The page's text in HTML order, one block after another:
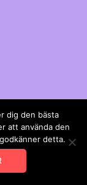
dig den bästa
att använda den
detta.